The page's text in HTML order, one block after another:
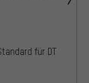
für DT